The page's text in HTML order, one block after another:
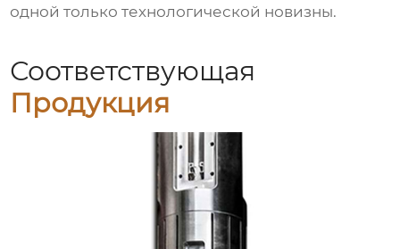
одной только технологической новизны.
Соответствующая
Продукция